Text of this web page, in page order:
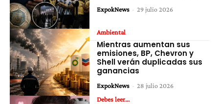
ExpokNews - 29 julio 2026
Ambiental
Mientras aumentan sus
emisiones, BP, Chevron y
Shell verán duplicadas sus
ganancias
ExpokNews - 28 julio 2026
Debes leer...